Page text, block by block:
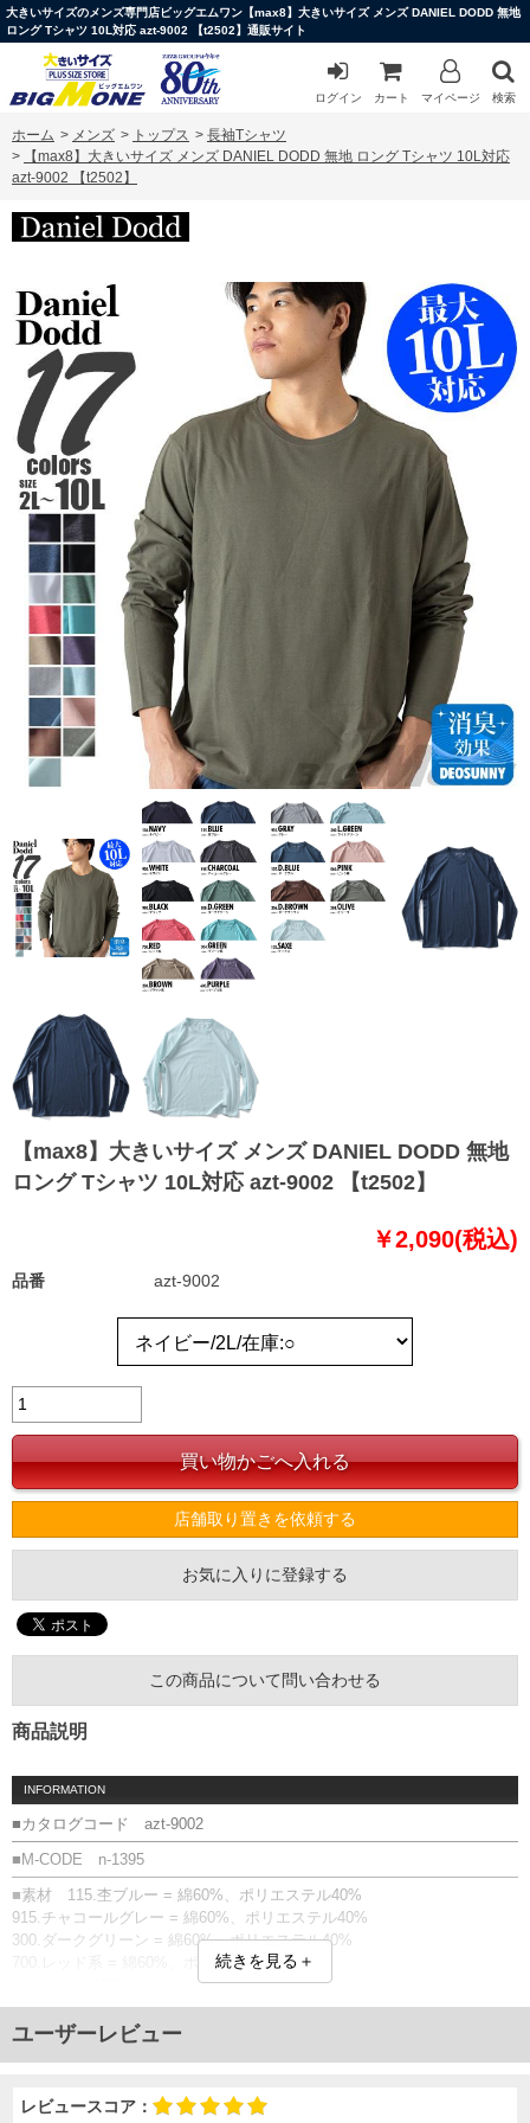
大きいサイズのメンズ専門店ビッグエムワン【max8】大きいサイズ メンズ DANIEL DODD 無地
ロング Tシャツ 10L対応 azt-9002 【t2502】通販サイト
ログイン カート マイページ 検索
ホーム > メンズ > トップス > 長袖Tシャツ
>
【max8】大きいサイズ メンズ DANIEL DODD 無地 ロング Tシャツ 10L対応
azt-9002 【t2502】
【max8】大きいサイズ メンズ DANIEL DODD 無地
ロング Tシャツ 10L対応 azt-9002 【t2502】
￥2,090(税込)
品番 azt-9002
店舗取り置きを依頼する
お気に入りに登録する
この商品について問い合わせる
商品説明
INFORMATION
■カタログコード azt-9002
■M-CODE n-1395
■素材 115.杢ブルー = 綿60%、ポリエステル40%
915.チャコールグレー = 綿60%、ポリエステル40%
300.ダークグリーン = 綿60%、ポリエステル40%
700.レッド系 = 綿60%、ポリエステル40%
■サイズ表
サイズ/肩幅/袖丈/胸囲/着丈
2L/50/60/120/72
4L/54/62/132/76
続きを見る＋
ユーザーレビュー
レビュースコア：